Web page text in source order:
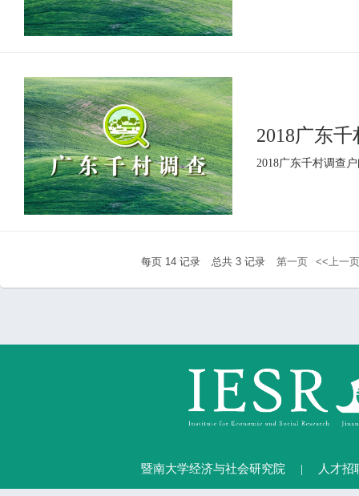
2018广东
2018广东千村调查
每页 14记录 总共 3记录 第一页 <<上一页
暨南大学经济与社会研究院 | 人才招